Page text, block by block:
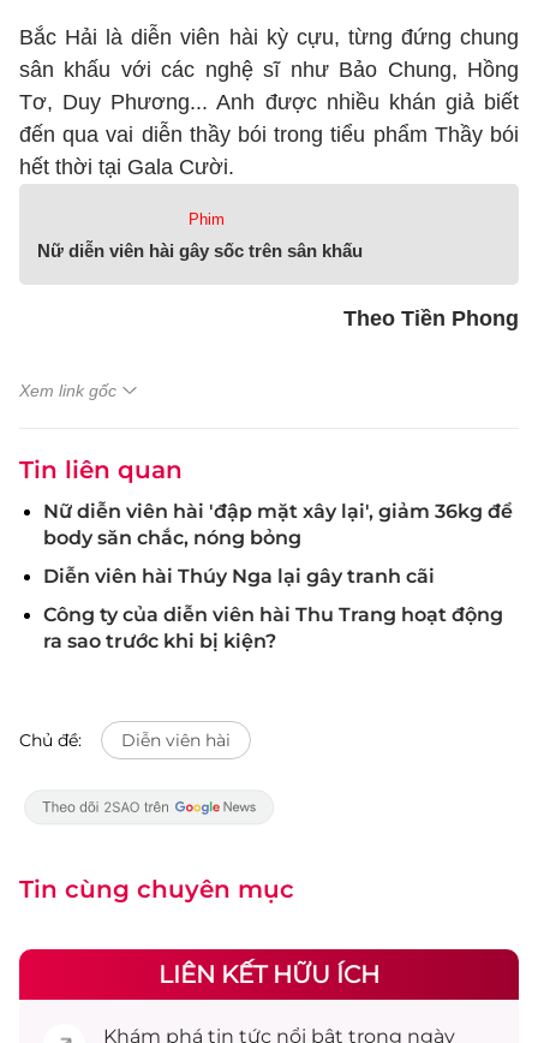
Bắc Hải là diễn viên hài kỳ cựu, từng đứng chung
sân khấu với các nghệ sĩ như Bảo Chung, Hồng
Tơ, Duy Phương... Anh được nhiều khán giả biết
đến qua vai diễn thầy bói trong tiểu phẩm Thầy bói
hết thời tại Gala Cười.
Phim
Nữ diễn viên hài gây sốc trên sân khấu
Theo Tiền Phong
Xem link gốc
Tin liên quan
Nữ diễn viên hài 'đập mặt xây lại', giảm 36kg để
body săn chắc, nóng bỏng
Diễn viên hài Thúy Nga lại gây tranh cãi
Công ty của diễn viên hài Thu Trang hoạt động
ra sao trước khi bị kiện?
Chủ đề: Diễn viên hài
Tin cùng chuyên mục
LIÊN KẾT HỮU ÍCH
Khám phá tin tức nổi bật trong ngày